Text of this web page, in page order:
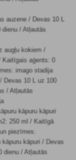
auzene / Devas 10 L
/ Atļautās
augļu kokiem /
Kaitīgais aģents: 0
imago stadija
Devas 10 L uz 100
/ Atļautās
kāpuru kāpuri
250 ml / Kaitīgā
piezīmes:
kāpuri / Devas
dienu / Atļautās